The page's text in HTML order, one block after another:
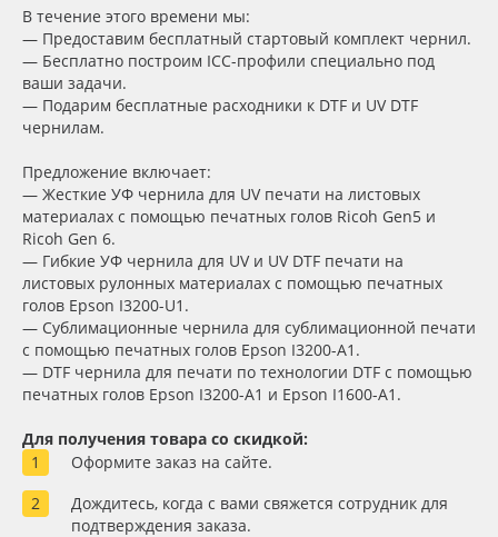
Доставка
Оплата
Сервис
Инструкции
Компания
Контакты
Блог
Поставщикам
Избранное
Листовые материалы
Чернила
Клей, скотчи и крепёж
Мобильные конструкции и POS-материалы
Профильные системы
Сублимация и термотрансфер
Светотехника
Инженерные пластики
Упаковочные материалы
Объём, л
Цвет
Упаковка
Страна происхождения
Доступность
Применить
Сбросить фильтр
В течение этого времени мы:
— Предоставим бесплатный стартовый комплект чернил.
— Бесплатно построим ICC-профили специально под
ваши задачи.
— Подарим бесплатные расходники к DTF и UV DTF
чернилам.
Предложение включает:
— Жесткие УФ чернила для UV печати на листовых
материалах с помощью печатных голов Ricoh Gen5 и
Ricoh Gen 6.
— Гибкие УФ чернила для UV и UV DTF печати на
листовых рулонных материалах с помощью печатных
голов Epson I3200-U1.
— Сублимационные чернила для сублимационной печати
с помощью печатных голов Epson I3200-A1.
— DTF чернила для печати по технологии DTF с помощью
печатных голов Epson I3200-A1 и Epson I1600-A1.
Для получения товара со скидкой:
Оформите заказ на сайте.
Дождитесь, когда с вами свяжется сотрудник для
подтверждения заказа.